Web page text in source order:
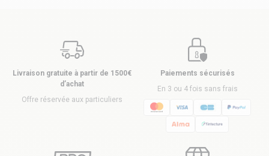
Livraison gratuite à partir de 1500€
d’achat
Offre réservée aux particuliers
Paiements sécurisés
En 3 ou 4 fois sans frais